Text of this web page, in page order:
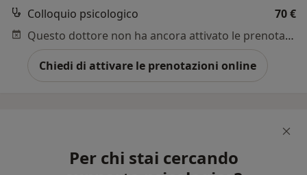
Colloquio psicologico
70 €
Questo dottore non ha ancora attivato le prenotazioni online presso questo indirizzo.
Chiedi di attivare le prenotazioni online
Per chi stai cercando